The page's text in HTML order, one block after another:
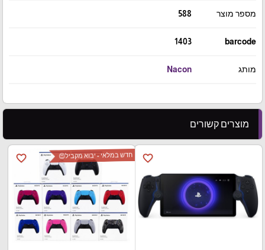
מספר מוצר 588
barcode
1403
מותג Nacon
מוצרים קשורים
favorite_border
favorite_border חדש במלאי - יבוא מקביל😍